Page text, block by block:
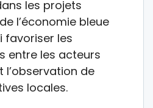
les projets
l’économie bleue
favoriser les
entre les acteurs
l’observation de
locales.